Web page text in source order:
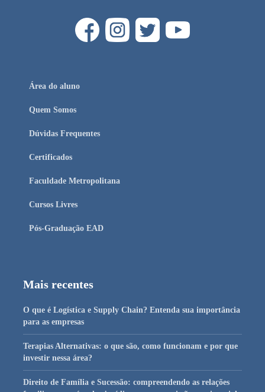
Área do aluno
Quem Somos
Dúvidas Frequentes
Certificados
Faculdade Metropolitana
Cursos Livres
Pós-Graduação EAD
Mais recentes
O que é Logística e Supply Chain? Entenda sua importância
para as empresas
Terapias Alternativas: o que são, como funcionam e por que
investir nessa área?
Direito de Família e Sucessão: compreendendo as relações